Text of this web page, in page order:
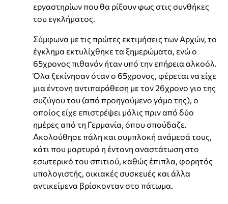
εργαστηρίων που θα ρίξουν φως στις συνθήκες
του εγκλήματος.
Σύμφωνα με τις πρώτες εκτιμήσεις των Αρχών, το
έγκλημα εκτυλίχθηκε τα ξημερώματα, ενώ ο
65χρονος πιθανόν ήταν υπό την επήρεια αλκοόλ.
Όλα ξεκίνησαν όταν ο 65χρονος, φέρεται να είχε
μια έντονη αντιπαράθεση με τον 26χρονο γιο της
συζύγου του (από προηγούμενο γάμο της), ο
οποίος είχε επιστρέψει μόλις πριν από δύο
ημέρες από τη Γερμανία, όπου σπούδαζε.
Ακολούθησε πάλη και συμπλοκή ανάμεσά τους,
κάτι που μαρτυρά η έντονη αναστάτωση στο
εσωτερικό του σπιτιού, καθώς έπιπλα, φορητός
υπολογιστής, οικιακές συσκευές και άλλα
αντικείμενα βρίσκονταν στο πάτωμα.